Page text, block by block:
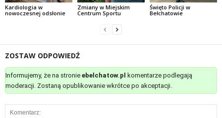
Kardiologia w
nowoczesnej odsłonie
Zmiany w Miejskim
Centrum Sportu
Święto Policji w
Bełchatowie
ZOSTAW ODPOWIEDŹ
Informujemy, że na stronie ebelchatow.pl komentarze podlegają
moderacji. Zostaną opublikowanie wkrótce po akceptacji.